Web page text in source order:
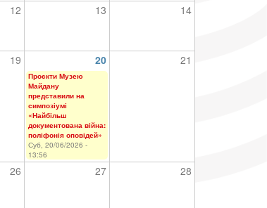
12 13 14
19 20 21
Проєкти Музею
Майдану
представили на
симпозіумі
«Найбільш
документована війна:
поліфонія оповідей»
Суб, 20/06/2026 -
13:56
26 27 28